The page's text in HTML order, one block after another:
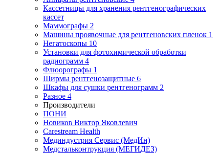
Кассетницы для хранения рентгенографических
кассет
Маммографы 2
Машины проявочные для рентгеновских пленок 1
Негатоскопы 10
Установки для фотохимической обработки
радиограмм 4
Флюорографы 1
Ширмы рентгенозащитные 6
Шкафы для сушки рентгенограмм 2
Разное 4
Производители
ПОНИ
Новиков Виктор Яковлевич
Carestream Health
Мединдустрия Сервис (МедИн)
Медстальконтрукция (МЕГИДЕЗ)